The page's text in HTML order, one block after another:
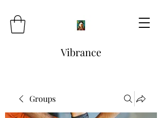
Vibrance
Groups